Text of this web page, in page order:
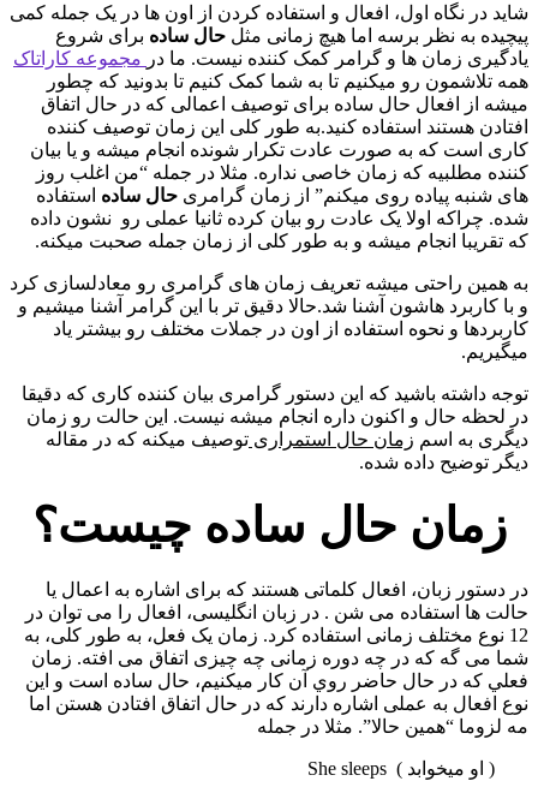
شاید در نگاه اول، افعال و استفاده کردن از اون ها در یک جمله کمی
پیچیده به نظر برسه اما هیچ زمانی مثل حال ساده برای شروع
یادگیری زمان ها و گرامر کمک کننده نیست. ما در مجموعه کاراتاک
همه تلاشمون رو میکنیم تا به شما کمک کنیم تا بدونید که چطور
میشه از افعال حال ساده برای توصیف اعمالی که در حال اتفاق
افتادن هستند استفاده کنید.به طور کلی این زمان توصیف کننده
کاری است که به صورت عادت تکرار شونده انجام میشه و یا بیان
کننده مطلبیه که زمان خاصی نداره. مثلا در جمله “من اغلب روز
های شنبه پیاده روی میکنم” از زمان گرامری حال ساده استفاده
شده. چراکه اولا یک عادت رو بیان کرده ثانیا عملی رو نشون داده
که تقریبا انجام میشه و به طور کلی از زمان جمله صحبت میکنه.
به همین راحتی میشه تعریف زمان های گرامری رو معادلسازی کرد
و با کاربرد هاشون آشنا شد.حالا دقیق تر با این گرامر آشنا میشیم و
کاربردها و نحوه استفاده از اون در جملات مختلف رو بیشتر یاد
میگیریم.
توجه داشته باشید که این دستور گرامری بیان کننده کاری که دقیقا
در لحظه حال و اکنون داره انجام میشه نیست. این حالت رو زمان
دیگری به اسم زمان حال استمراری توصیف میکنه که در مقاله
دیگر توضیح داده شده.
زمان حال ساده چیست؟
در دستور زبان، افعال کلماتی هستند که برای اشاره به اعمال یا
حالت ها استفاده می شن . در زبان انگلیسی، افعال را می توان در
12 نوع مختلف زمانی استفاده کرد. زمان یک فعل، به طور کلی، به
شما می گه که در چه دوره زمانی چه چیزی اتفاق می افته. زمان
فعلي كه در حال حاضر روي آن کار میکنیم، حال ساده است و این
نوع افعال به عملی اشاره دارند که در حال اتفاق افتادن هستن اما
مه لزوما “همین حالا”. مثلا در جمله
( او میخوابد ) She sleeps